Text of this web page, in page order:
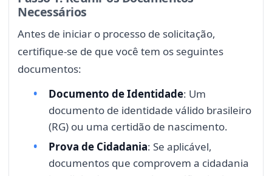
Necessários
Antes de iniciar o processo de solicitação,
certifique-se de que você tem os seguintes
documentos:
Documento de Identidade: Um
documento de identidade válido brasileiro
(RG) ou uma certidão de nascimento.
Prova de Cidadania: Se aplicável,
documentos que comprovem a cidadania